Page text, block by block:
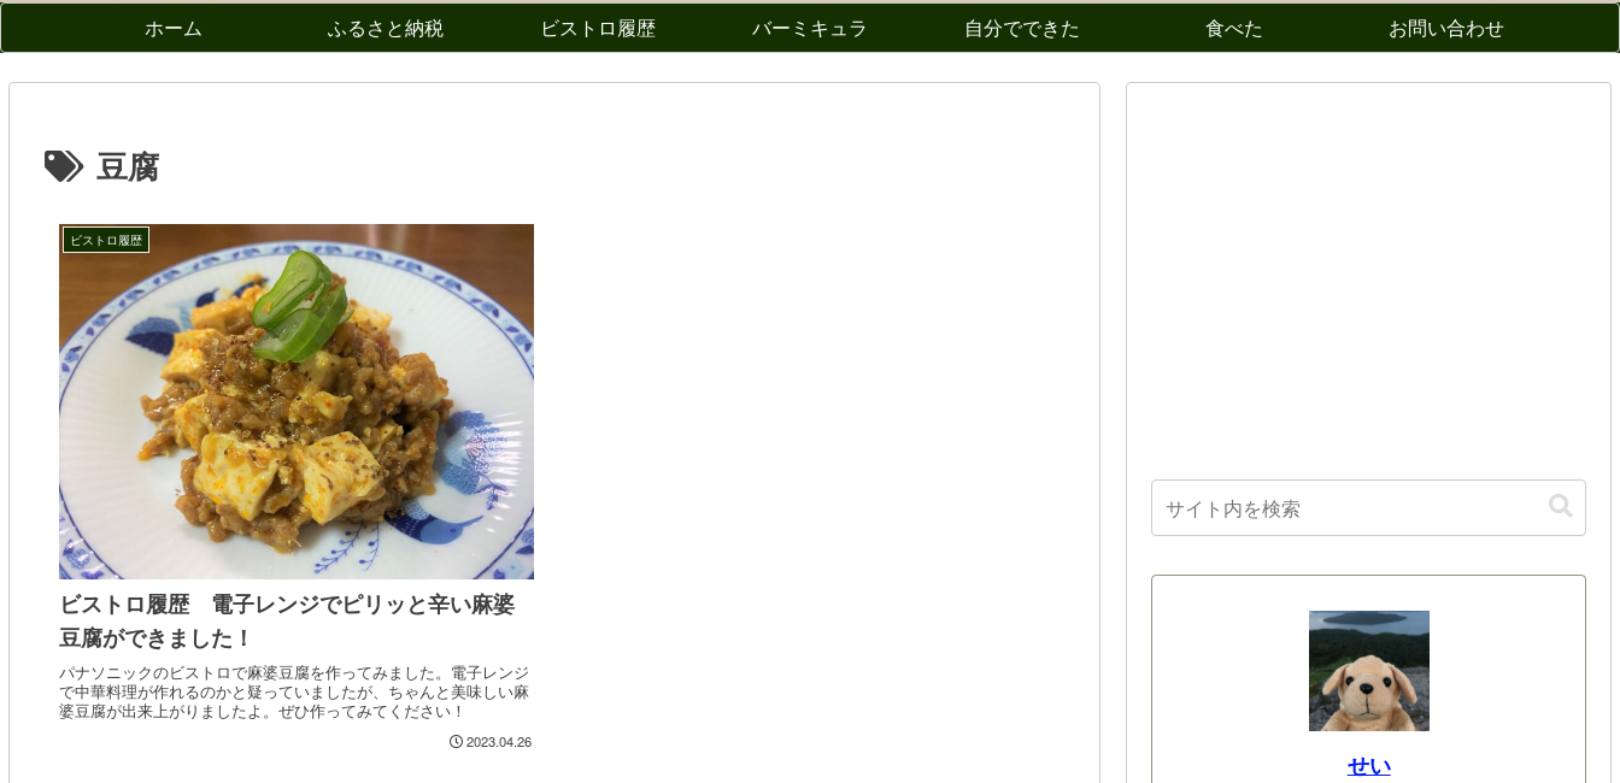
ホーム ふるさと納税 ビストロ履歴 バーミキュラ 自分でできた 食べた お問い合わせ
豆腐
ビストロ履歴
ビストロ履歴 電子レンジでピリッと辛い麻婆
豆腐ができました！
パナソニックのビストロで麻婆豆腐を作ってみました。電子レンジ
で中華料理が作れるのかと疑っていましたが、ちゃんと美味しい麻
婆豆腐が出来上がりましたよ。ぜひ作ってみてください！
2023.04.26
せい